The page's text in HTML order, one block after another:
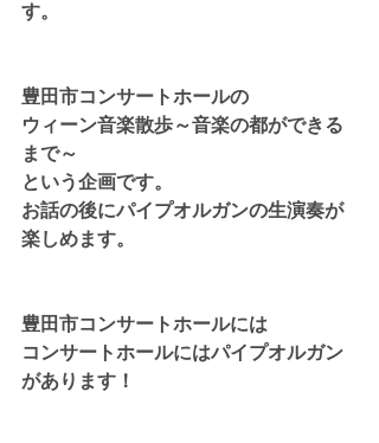
す。
豊田市コンサートホールの
ウィーン音楽散歩～音楽の都ができる
まで～
という企画です。
お話の後にパイプオルガンの生演奏が
楽しめます。
豊田市コンサートホールには
コンサートホールにはパイプオルガン
があります！